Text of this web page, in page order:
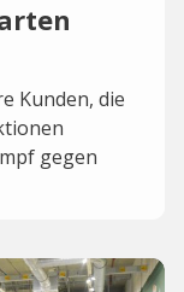
Kunden, die
gegen